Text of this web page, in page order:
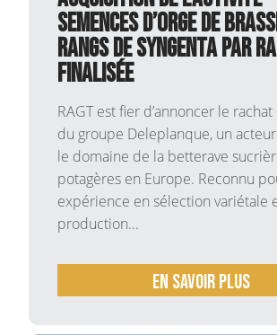
semences d’orge de
rangs de Syngenta par
finalisée
RAGT est fier d’annoncer le
du groupe Deleplanque, un
le domaine de la betterave
potagères en Europe. Reconnu
expérience en sélection variétale
production...
En savoir plus